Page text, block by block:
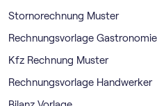
Stornorechnung Muster
Rechnungsvorlage Gastronomie
Kfz Rechnung Muster
Rechnungsvorlage Handwerker